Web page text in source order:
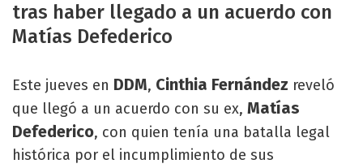
tras haber llegado a un acuerdo con
Matías Defederico
Este jueves en DDM, Cinthia Fernández reveló
que llegó a un acuerdo con su ex, Matías
Defederico, con quien tenía una batalla legal
histórica por el incumplimiento de sus